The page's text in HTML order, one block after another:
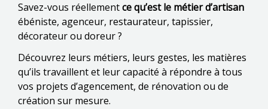
Savez-vous réellementce qu’est le métier d’artisan
ébéniste, agenceur, restaurateur, tapissier,
décorateur ou doreur ?
Découvrez leurs métiers, leurs gestes, les matières
qu’ils travaillent et leur capacité à répondre à tous
vos projets d’agencement, de rénovation ou de
création sur mesure.